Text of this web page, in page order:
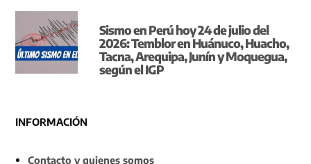
Sismo en Perú hoy 24 de julio del
2026: Temblor en Huánuco, Huacho,
Tacna, Arequipa, Junín y Moquegua,
según el IGP
INFORMACIÓN
Contacto y quienes somos